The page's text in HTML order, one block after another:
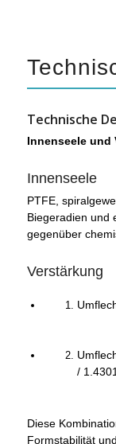
Technische
Innenseele und
Innenseele
PTFE,
Biegeradien und
gegenüber
Verstärkung
/ 1.4301
Diese
Formstabilität